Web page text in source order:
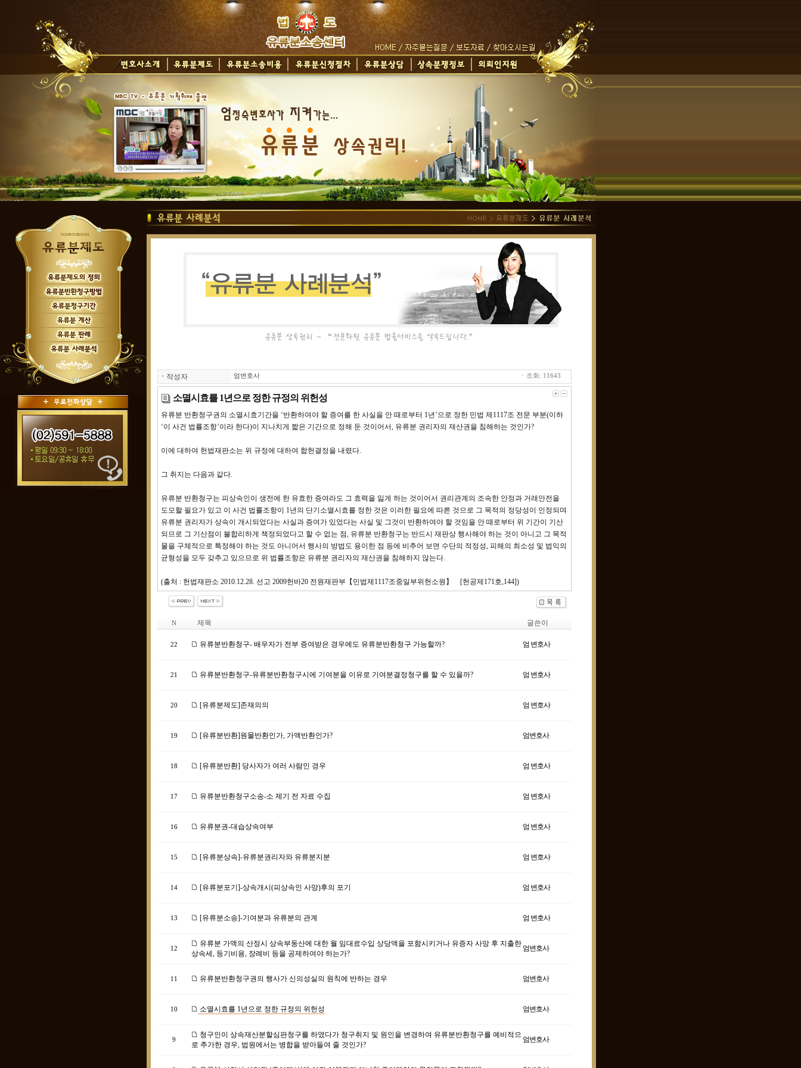
ㆍ 작성자 엄변호사 ㆍ조회: 11643
소멸시효를 1년으로 정한 규정의 위헌성
유류분 반환청구권의 소멸시효기간을 ‘반환하여야 할 증여를 한 사실을 안 때로부터 1년’으로 정한 민법 제1117조 전문 부분(이하
‘이 사건 법률조항’이라 한다)이 지나치게 짧은 기간으로 정해 둔 것이어서, 유류분 권리자의 재산권을 침해하는 것인가?
이에 대하여 헌법재판소는 위 규정에 대하여 합헌결정을 내렸다.
그 취지는 다음과 같다.
유류분 반환청구는 피상속인이 생전에 한 유효한 증여라도 그 효력을 잃게 하는 것이어서 권리관계의 조속한 안정과 거래안전을
도모할 필요가 있고 이 사건 법률조항이 1년의 단기소멸시효를 정한 것은 이러한 필요에 따른 것으로 그 목적의 정당성이 인정되며
유류분 권리자가 상속이 개시되었다는 사실과 증여가 있었다는 사실 및 그것이 반환하여야 할 것임을 안 때로부터 위 기간이 기산
되므로 그 기산점이 불합리하게 책정되었다고 할 수 없는 점, 유류분 반환청구는 반드시 재판상 행사해야 하는 것이 아니고 그 목적
물을 구체적으로 특정해야 하는 것도 아니어서 행사의 방법도 용이한 점 등에 비추어 보면 수단의 적정성, 피해의 최소성 및 법익의
균형성을 모두 갖추고 있으므로 위 법률조항은 유류분 권리자의 재산권을 침해하지 않는다.
(출처 : 헌법재판소 2010.12.28. 선고 2009헌바20 전원재판부【민법제1117조중일부위헌소원】 [헌공제171호,144])
N 제목 글쓴이
22 유류분반환청구- 배우자가 전부 증여받은 경우에도 유류분반환청구 가능할까? 엄 변호사
21 유류분반환청구-유류분반환청구시에 기여분을 이유로 기여분결정청구를 할 수 있을까? 엄 변호사
20 [유류분제도]존재의의 엄 변호사
19 [유류분반환]원물반환인가, 가액반환인가? 엄변호사
18 [유류분반환] 당사자가 여러 사람인 경우 엄 변호사
17 유류분반환청구소송-소 제기 전 자료 수집 엄 변호사
16 유류분권-대습상속여부 엄 변호사
15 [유류분상속]-유류분권리자와 유류분지분 엄 변호사
14 [유류분포기]-상속개시(피상속인 사망)후의 포기 엄 변호사
13 [유류분소송]-기여분과 유류분의 관계 엄 변호사
12
유류분 가액의 산정시 상속부동산에 대한 월 임대료수입 상당액을 포함시키거나 유증자 사망 후 지출한
상속세, 등기비용, 장례비 등을 공제하여야 하는가?
엄변호사
11 유류분반환청구권의 행사가 신의성실의 원칙에 반하는 경우 엄변호사
10 소멸시효를 1년으로 정한 규정의 위헌성 엄변호사
9
청구인이 상속재산분할심판청구를 하였다가 청구취지 및 원인을 변경하여 유류분반환청구를 예비적으
로 추가한 경우, 법원에서는 병합을 받아들여 줄 것인가?
엄변호사